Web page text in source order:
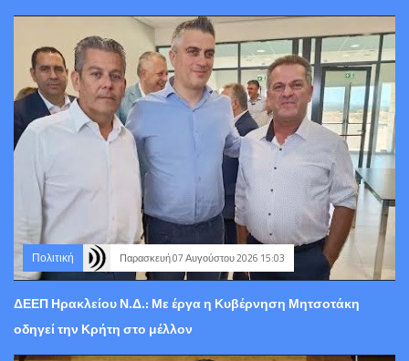
Πολιτική Παρασκευή 07 Αυγούστου 2026 15:03
ΔΕΕΠ Ηρακλείου Ν.Δ.: Με έργα η Κυβέρνηση Μητσοτάκη
οδηγεί την Κρήτη στο μέλλον